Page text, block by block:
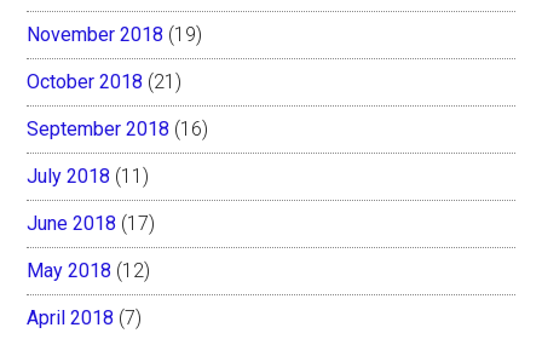
November 2018 (19)
October 2018 (21)
September 2018 (16)
July 2018 (11)
June 2018 (17)
May 2018 (12)
April 2018 (7)